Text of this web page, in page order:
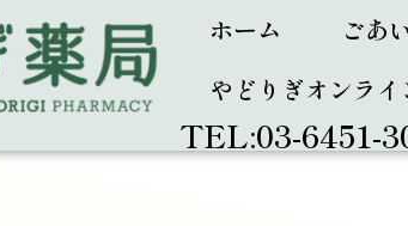
ホーム ごあ
やどりぎオンライ
TEL:03-6451-